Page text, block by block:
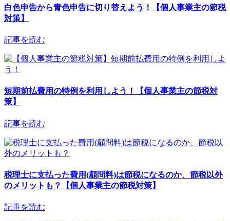
白色申告から青色申告に切り替えよう！【個人事業主の節税
対策】
記事を読む
短期前払費用の特例を利用しよう！【個人事業主の節税対
策】
記事を読む
税理士に支払った費用(顧問料)は節税になるのか、節税以外
のメリットも？【個人事業主の節税対策】
記事を読む